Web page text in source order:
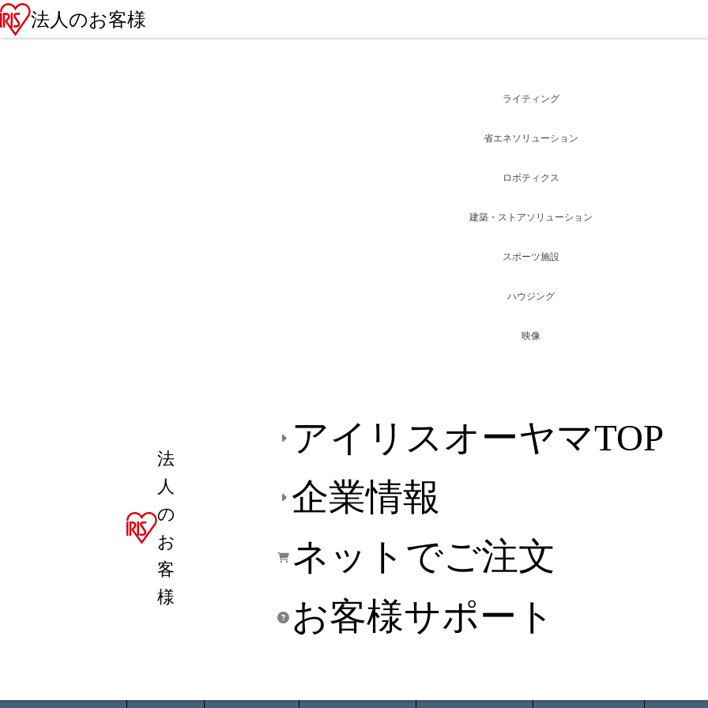
法人のお客様
法
人
の
お
客
様
アイリスオーヤマTOP
企業情報
ネットでご注文
お客様サポート
ライティング
省エネソリューション
ロボティクス
建築・ストアソリューション
スポーツ施設
ハウジング
映像